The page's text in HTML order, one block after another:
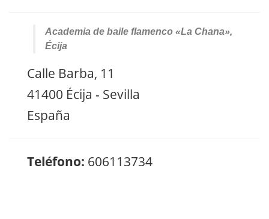
Academia de baile flamenco «La Chana»,
Écija
Calle Barba, 11
41400 Écija - Sevilla
España
Teléfono: 606113734